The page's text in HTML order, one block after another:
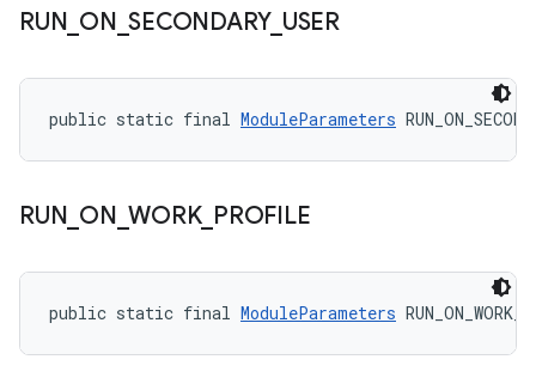
RUN ON _SECONDARY_ USER
public static final ModuleParameters
RUN ON _WORK_ PROFILE
public static final ModuleParameters